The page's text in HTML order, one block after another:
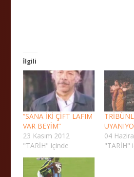
İlgili
“SANA İKİ ÇİFT LAFIM
VAR BEYİM”
23 Kasım 2012
"TARİH" içinde
04
"TARİH"